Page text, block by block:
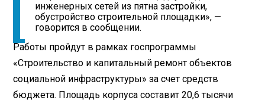
инженерных сетей из пятна застройки,
обустройство строительной площадки», —
говорится в сообщении.
Работы пройдут в рамках госпрограммы
«Строительство и капитальный ремонт объектов
социальной инфраструктуры» за счет средств
бюджета. Площадь корпуса составит 20,6 тысячи